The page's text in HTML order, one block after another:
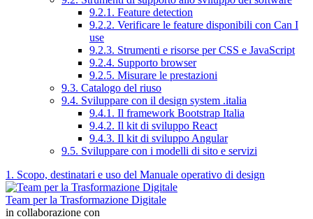
9.2.1. Feature detection
9.2.2. Verificare le feature disponibili con Can I
use
9.2.3. Strumenti e risorse per CSS e JavaScript
9.2.4. Supporto browser
9.2.5. Misurare le prestazioni
9.3. Catalogo del riuso
9.4. Sviluppare con il design system .italia
9.4.1. Il framework Bootstrap Italia
9.4.2. Il kit di sviluppo React
9.4.3. Il kit di sviluppo Angular
9.5. Sviluppare con i modelli di sito e servizi
1. Scopo, destinatari e uso del Manuale operativo di design
Team per la Trasformazione Digitale
in collaborazione con